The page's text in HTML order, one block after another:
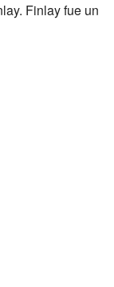
Finlay fue un